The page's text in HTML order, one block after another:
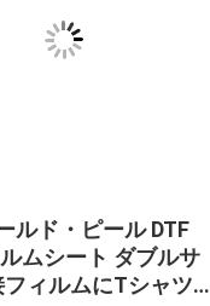
ルド・ピール DTF
ムシート ダブルサ
ィルムにTシャツ印